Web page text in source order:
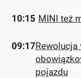
10:15 MINI też
09:17Rewolucja
pojazdu